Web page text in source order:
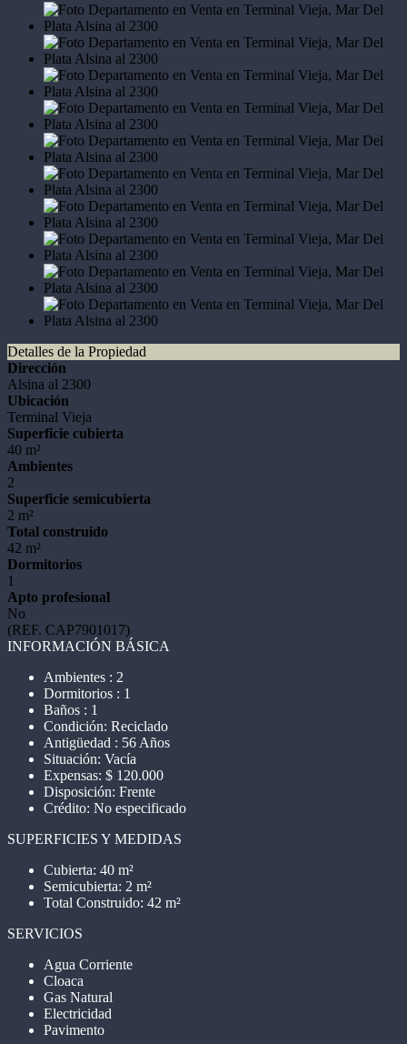
Detalles de la Propiedad
Dirección
Alsina al 2300
Ubicación
Terminal Vieja
Superficie cubierta
40 m²
Ambientes
2
Superficie semicubierta
2 m²
Total construido
42 m²
Dormitorios
1
Apto profesional
No
(REF. CAP7901017)
INFORMACIÓN BÁSICA
Ambientes : 2
Dormitorios : 1
Baños : 1
Condición: Reciclado
Antigüedad : 56 Años
Situación: Vacía
Expensas: $ 120.000
Disposición: Frente
Crédito: No especificado
SUPERFICIES Y MEDIDAS
Cubierta: 40 m²
Semicubierta: 2 m²
Total Construido: 42 m²
SERVICIOS
Agua Corriente
Cloaca
Gas Natural
Electricidad
Pavimento